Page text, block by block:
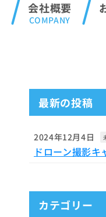
会社概要
最新の投稿
2024年12月4日
ドローン撮影キ
カテゴリー